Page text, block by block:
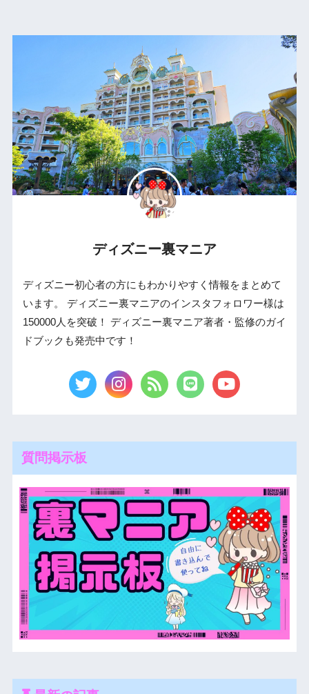
ディズニー裏マニア
ディズニー初心者の方にもわかりやすく情報をまとめて
います。 ディズニー裏マニアのインスタフォロワー様は
150000人を突破！ ディズニー裏マニア著者・監修のガイ
ドブックも発売中です！
質問掲示板